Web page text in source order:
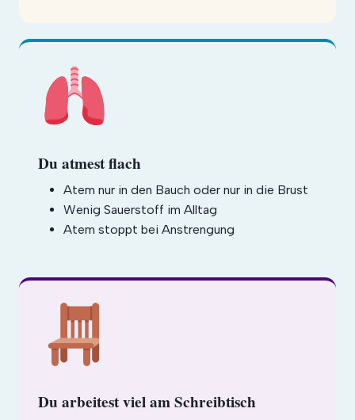
Du atmest flach
Atem nur in den Bauch oder nur in die Brust
Wenig Sauerstoff im Alltag
Atem stoppt bei Anstrengung
Du arbeitest viel am Schreibtisch